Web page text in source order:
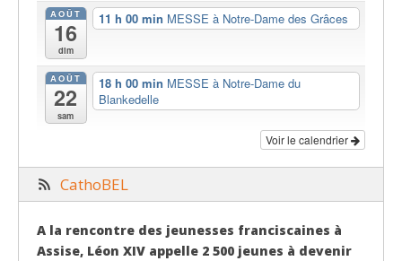
AOÛT
16
dim
11 h 00 min MESSE à Notre-Dame des Grâces
AOÛT
22
sam
18 h 00 min MESSE à Notre-Dame du
Blankedelle
Voir le calendrier
CathoBEL
A la rencontre des jeunesses franciscaines à
Assise, Léon XIV appelle 2 500 jeunes à devenir